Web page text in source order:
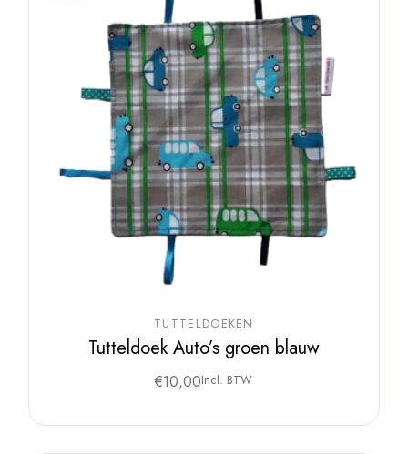
TUTTELDOEKEN
Tutteldoek Auto’s groen blauw
€10,00Incl. BTW